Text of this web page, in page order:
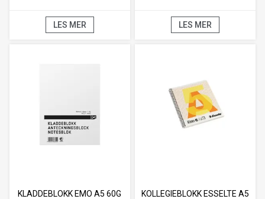
LES MER LES MER
KLADDEBLOKK EMO A5 60G
KOLLEGIEBLOKK ESSELTE A5